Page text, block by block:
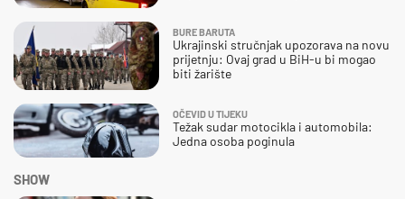
BURE BARUTA
Ukrajinski stručnjak upozorava na novu
prijetnju: Ovaj grad u BiH-u bi mogao
biti žarište
OČEVID U TIJEKU
Težak sudar motocikla i automobila:
Jedna osoba poginula
SHOW